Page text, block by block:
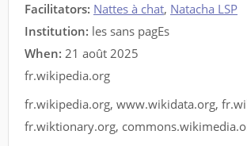
Facilitators: Nattes à chat, Natacha LSP
Institution: les sans pagEs
When: 21 août 2025
fr.wikipedia.org
fr.wikipedia.org, www.wikidata.org,
fr.wiktionary.org,